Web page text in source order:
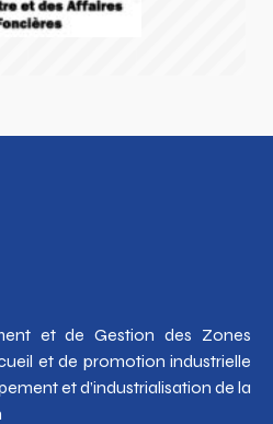
et de Gestion des Zones
et de promotion industrielle
et d’industrialisation de la